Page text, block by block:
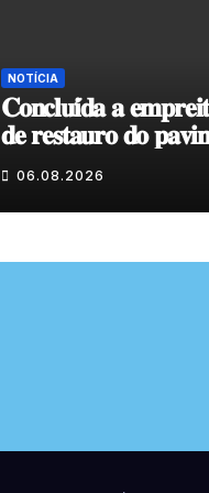
NOTÍCIA
𝐂𝐨𝐧𝐜𝐥𝐮𝐢́𝐝𝐚 𝐚
𝐝𝐞 𝐫𝐞𝐬𝐭𝐚𝐮𝐫𝐨 𝐝𝐨
𝐞𝐧𝐯𝐨𝐥𝐯𝐞𝐧𝐭𝐞 𝐚̀ 𝐂𝐚𝐩𝐞𝐥𝐚
𝐂𝐨𝐯𝐚𝐬
06.08.2026